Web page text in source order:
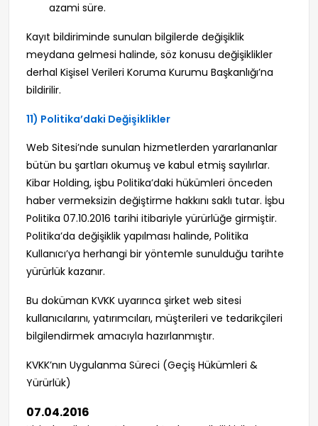
azami süre.
Kayıt bildiriminde sunulan bilgilerde değişiklik
meydana gelmesi halinde, söz konusu değişiklikler
derhal Kişisel Verileri Koruma Kurumu Başkanlığı’na
bildirilir.
11) Politika’daki Değişiklikler
Web Sitesi’nde sunulan hizmetlerden yararlananlar
bütün bu şartları okumuş ve kabul etmiş sayılırlar.
Kibar Holding, işbu Politika’daki hükümleri önceden
haber vermeksizin değiştirme hakkını saklı tutar. İşbu
Politika 07.10.2016 tarihi itibariyle yürürlüğe girmiştir.
Politika’da değişiklik yapılması halinde, Politika
Kullanıcı’ya herhangi bir yöntemle sunulduğu tarihte
yürürlük kazanır.
Bu doküman KVKK uyarınca şirket web sitesi
kullanıcılarını, yatırımcıları, müşterileri ve tedarikçileri
bilgilendirmek amacıyla hazırlanmıştır.
KVKK’nın Uygulanma Süreci (Geçiş Hükümleri &
Yürürlük)
07.04.2016